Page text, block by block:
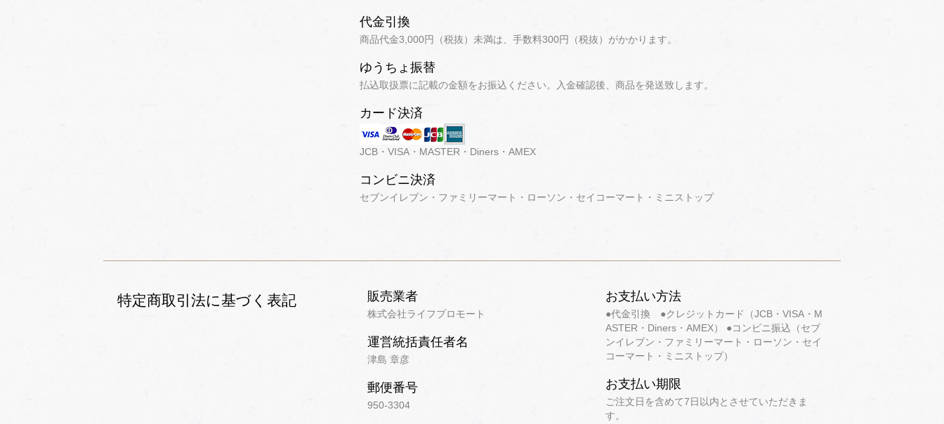
代金引換
商品代金3,000円（税抜）未満は、手数料300円（税抜）がかかります。
ゆうちょ振替
払込取扱票に記載の金額をお振込ください。入金確認後、商品を発送致します。
カード決済
JCB・VISA・MASTER・Diners・AMEX
コンビニ決済
セブンイレブン・ファミリーマート・ローソン・セイコーマート・ミニストップ
特定商取引法に基づく表記 販売業者
株式会社ライフプロモート
運営統括責任者名
津島 章彦
郵便番号
950-3304
お支払い方法
●代金引換 ●クレジットカード（JCB・VISA・M
ASTER・Diners・AMEX） ●コンビニ振込（セブ
ンイレブン・ファミリーマート・ローソン・セイ
コーマート・ミニストップ）
お支払い期限
ご注文日を含めて7日以内とさせていただきま
す。